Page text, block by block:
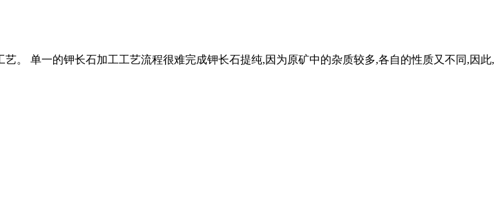
。 单一的钾长石加工工艺流程很难完成钾长石提纯,因为原矿中的杂质较多,各自的性质又不同,因此,